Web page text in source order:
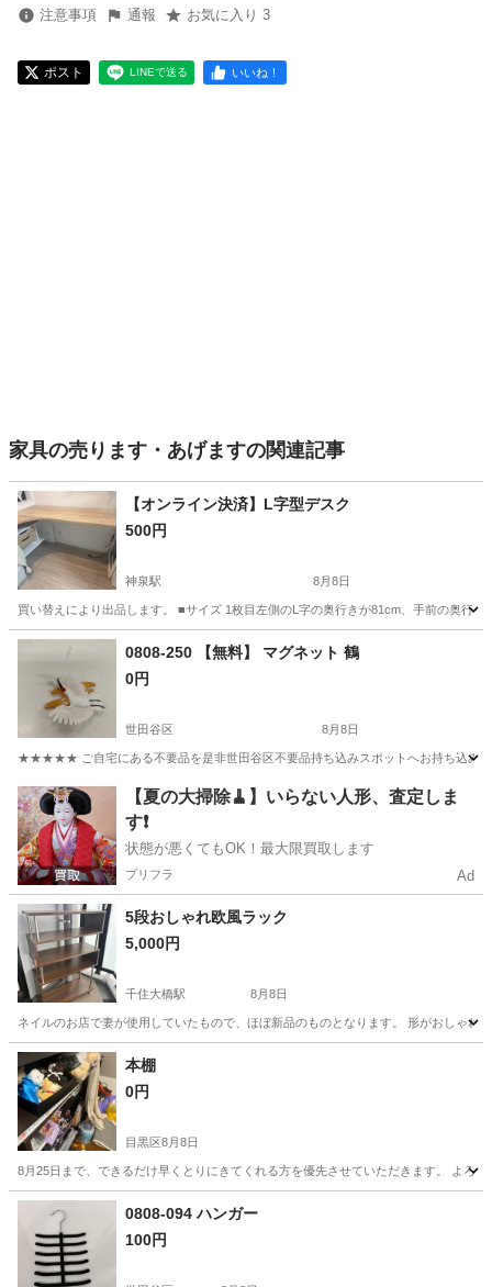
注意事項 通報 お気に入り 3
ポスト LINEで送る いいね！
家具の売ります・あげますの関連記事
【オンライン決済】L字型デスク
500円
神泉駅 8月8日
買い替えにより出品します。 ■サイズ 1枚目左側のL字の奥行きが81cm、手前の奥行
東京 渋谷区 オフィス用家具
0808-250 【無料】 マグネット 鶴
0円
世田谷区 8月8日
★★★★★ ご自宅にある不要品を是非世田谷区不要品持ち込みスポットへお持ち込みし
東京 世田谷区 インテリア雑貨/小物 マグネット
【夏の大掃除🧹】いらない人形、査定しま
す❗️
状態が悪くてもOK！最大限買取します
プリフラ Ad
5段おしゃれ欧風ラック
5,000円
千住大橋駅 8月8日
ネイルのお店で妻が使用していたもので、ほぼ新品のものとなります。 形がおしゃれ
東京 足立区 千住大橋駅
本棚
0円
目黒区8月8日
8月25日まで、できるだけ早くとりにきてくれる方を優先させていただきます。 よろし
東京 目黒区
0808-094 ハンガー
100円